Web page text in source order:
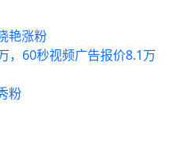
艳涨粉
，60秒视频广告报价8.1万
粉